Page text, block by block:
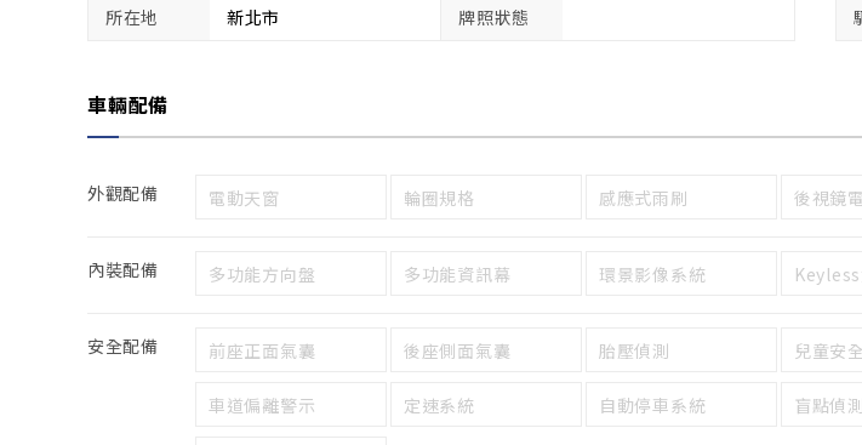
所在地
新北市 牌照狀態
車輛配備
外觀配備 電動天窗 輪圈規格 感應式雨刷 後視鏡
內裝配備 多功能方向盤 多功能資訊幕 環景影像系統
安全配備 前座正面氣囊 後座側面氣囊 胎壓偵測 兒童安
車道偏離警示 定速系統 自動停車系統 盲點偵